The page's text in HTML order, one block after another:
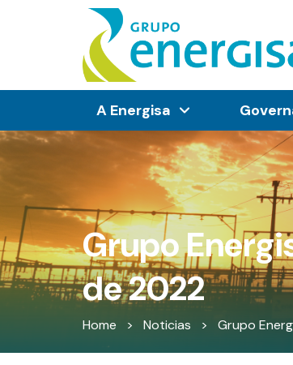
A Energisa
Grupo
de 2022
Home > Noticias > Grupo